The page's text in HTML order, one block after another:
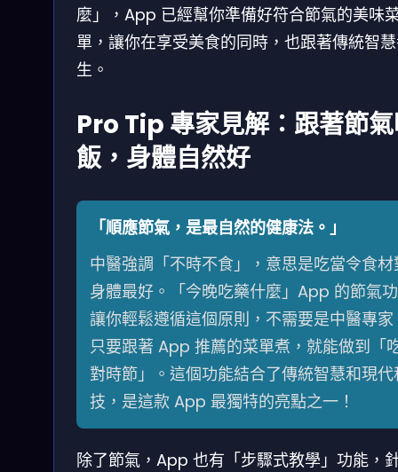
麼」，App 已經幫你準備好符合節氣的美味
單，讓你在享受美食的同時，也跟著傳統智
生。
Pro Tip 專家見解：跟著節
飯，身體自然好
「順應節氣，是最自然的健康法。」
中醫強調「不時不食」，意思是吃當令食材
身體最好。「今晚吃藥什麼」App 的節氣
讓你輕鬆遵循這個原則，不需要是中醫專家
只要跟著 App 推薦的菜單煮，就能做到「
對時節」。這個功能結合了傳統智慧和現代
技，是這款 App 最獨特的亮點之一！
除了節氣，App 也有「步驟式教學」功能，